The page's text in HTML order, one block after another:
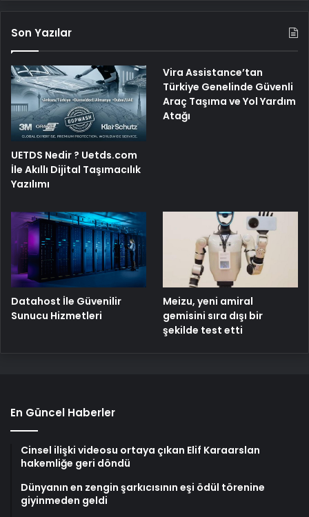
Son Yazılar
UETDS Nedir ? Uetds.com
İle Akıllı Dijital Taşımacılık
Yazılımı
Vira Assistance’tan
Türkiye Genelinde Güvenli
Araç Taşıma ve Yol Yardım
Atağı
Datahost İle Güvenilir
Sunucu Hizmetleri
Meizu, yeni amiral
gemisini sıra dışı bir
şekilde test etti
En Güncel Haberler
Cinsel ilişki videosu ortaya çıkan Elif Karaarslan
hakemliğe geri döndü
Dünyanın en zengin şarkıcısının eşi ödül törenine
giyinmeden geldi